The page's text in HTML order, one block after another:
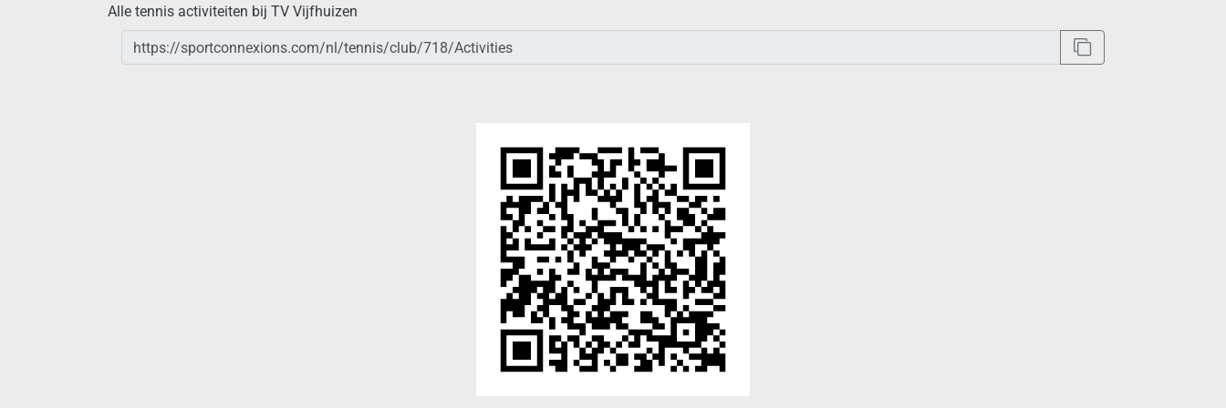
Alle tennis activiteiten bij TV Vijfhuizen